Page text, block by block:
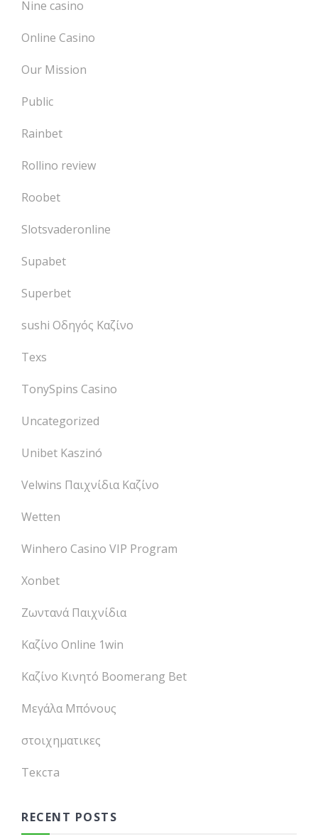
Nine casino
Online Casino
Our Mission
Public
Rainbet
Rollino review
Roobet
Slotsvaderonline
Supabet
Superbet
sushi Οδηγός Καζίνο
Texs
TonySpins Casino
Uncategorized
Unibet Kaszinó
Velwins Παιχνίδια Καζίνο
Wetten
Winhero Casino VIP Program
Xonbet
Ζωντανά Παιχνίδια
Καζίνο Online 1win
Καζίνο Κινητό Boomerang Bet
Μεγάλα Μπόνους
στοιχηματικες
Текста
RECENT POSTS